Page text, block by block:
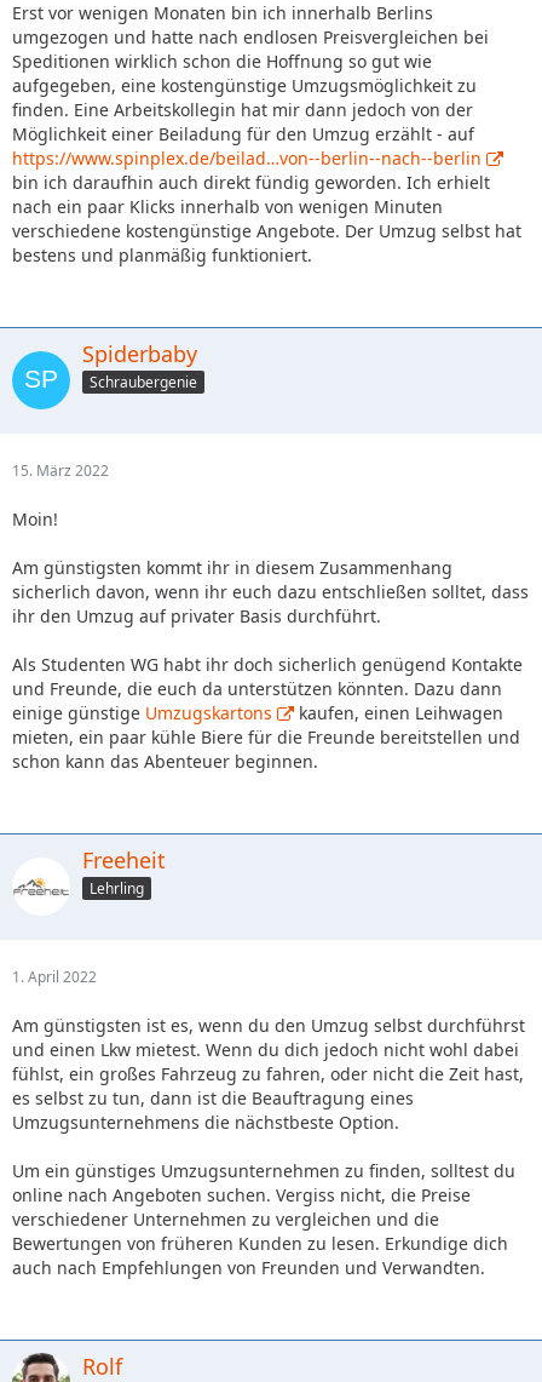
Erst vor wenigen Monaten bin ich innerhalb Berlins
umgezogen und hatte nach endlosen Preisvergleichen bei
Speditionen wirklich schon die Hoffnung so gut wie
aufgegeben, eine kostengünstige Umzugsmöglichkeit zu
finden. Eine Arbeitskollegin hat mir dann jedoch von der
Möglichkeit einer Beiladung für den Umzug erzählt - auf
https://www.spinplex.de/beilad…von--berlin--nach--berlin
bin ich daraufhin auch direkt fündig geworden. Ich erhielt
nach ein paar Klicks innerhalb von wenigen Minuten
verschiedene kostengünstige Angebote. Der Umzug selbst hat
bestens und planmäßig funktioniert.
Spiderbaby
Schraubergenie
15. März 2022
Moin!
Am günstigsten kommt ihr in diesem Zusammenhang
sicherlich davon, wenn ihr euch dazu entschließen solltet, dass
ihr den Umzug auf privater Basis durchführt.
Als Studenten WG habt ihr doch sicherlich genügend Kontakte
und Freunde, die euch da unterstützen könnten. Dazu dann
einige günstige Umzugskartons
kaufen, einen Leihwagen
mieten, ein paar kühle Biere für die Freunde bereitstellen und
schon kann das Abenteuer beginnen.
Freeheit
Lehrling
1. April 2022
Am günstigsten ist es, wenn du den Umzug selbst durchführst
und einen Lkw mietest. Wenn du dich jedoch nicht wohl dabei
fühlst, ein großes Fahrzeug zu fahren, oder nicht die Zeit hast,
es selbst zu tun, dann ist die Beauftragung eines
Umzugsunternehmens die nächstbeste Option.
Um ein günstiges Umzugsunternehmen zu finden, solltest du
online nach Angeboten suchen. Vergiss nicht, die Preise
verschiedener Unternehmen zu vergleichen und die
Bewertungen von früheren Kunden zu lesen. Erkundige dich
auch nach Empfehlungen von Freunden und Verwandten.
Rolf